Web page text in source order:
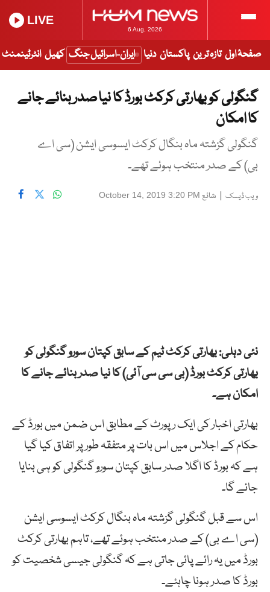
6 Aug, 2026
LIVE
صفحۂ اول تازہ ترین پاکستان دنیا ایران-اسرائیل جنگ کھیل انٹرٹینمنٹ
گنگولی کو بھارتی کرکٹ بورڈ کا نیا صدر بنائے جانے
کا امکان
گنگولی گزشتہ ماہ بنگال کرکٹ ایسوسی ایشن (سی اے
بی) کے صدر منتخب ہوئے تھے۔
ویب ڈیسک | شائع October 14, 2019 3:20 PM
نئی دہلی: بھارتی کرکٹ ٹیم کے سابق کپتان سورو گنگولی کو
بھارتی کرکٹ بورڈ (بی سی سی آئی) کا نیا صدر بنائے جانے کا
امکان ہے۔
بھارتی اخبار کی ایک رپورٹ کے مطابق اس ضمن میں بورڈ کے
حکام کے اجلاس میں اس بات پر متفقہ طور پر اتفاق کیا گیا
ہے کہ بورڈ کا اگلا صدر سابق کپتان سورو گنگولی کو ہی بنایا
جائے گا۔
اس سے قبل گنگولی گزشتہ ماہ بنگال کرکٹ ایسوسی ایشن
(سی اے بی) کے صدر منتخب ہوئے تھے، تاہم بھارتی کرکٹ
بورڈ میں یہ رائے پائی جاتی ہے کہ گنگولی جیسی شخصیت کو
بورڈ کا صدر ہونا چاہئے۔